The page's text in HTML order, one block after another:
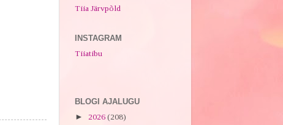
Tiia Järvpõld
INSTAGRAM
Tiiatibu
BLOGI AJALUGU
► 2026 (208)